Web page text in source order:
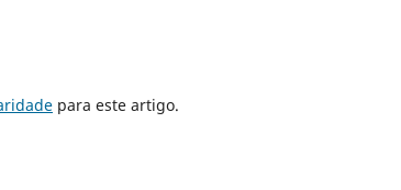
para este artigo.